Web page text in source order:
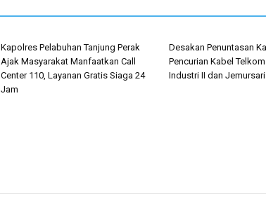
Kapolres Pelabuhan Tanjung Perak
Ajak Masyarakat Manfaatkan Call
Center 110, Layanan Gratis Siaga 24
Jam
Desakan Penuntasan
Pencurian Kabel
Industri II dan Jemursari